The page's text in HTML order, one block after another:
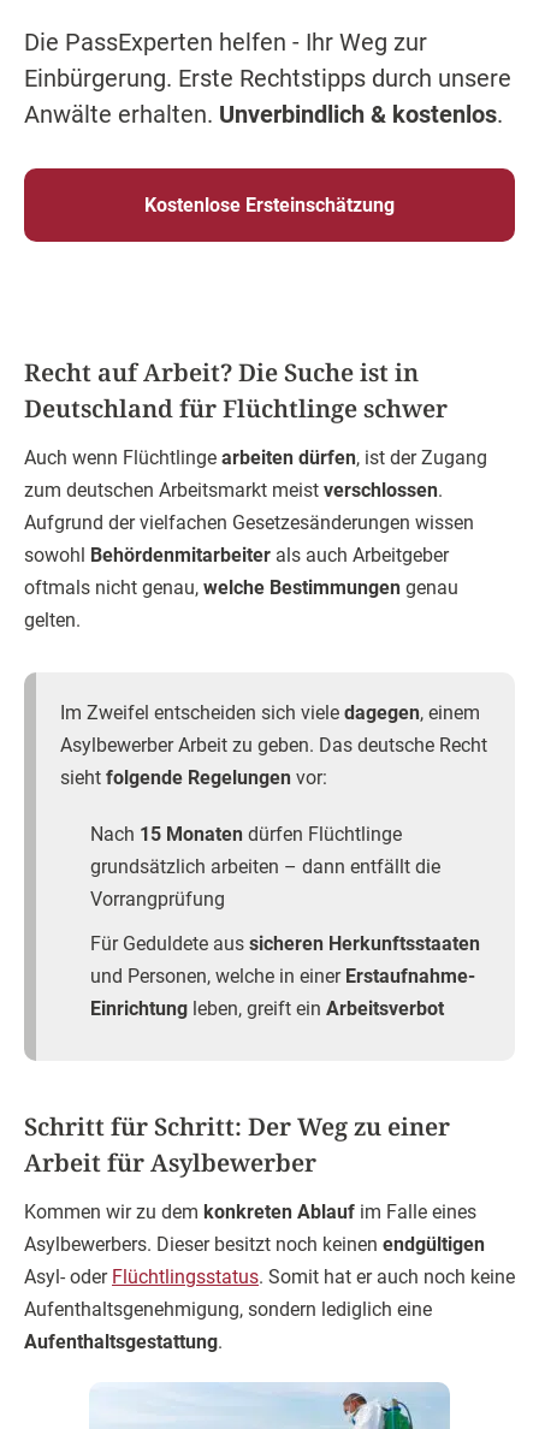
Die PassExperten helfen - Ihr Weg zur
Einbürgerung. Erste Rechtstipps durch unsere
Anwälte erhalten. Unverbindlich & kostenlos.
Kostenlose Ersteinschätzung
Recht auf Arbeit? Die Suche ist in
Deutschland für Flüchtlinge schwer
Auch wenn Flüchtlinge arbeiten dürfen, ist der Zugang
zum deutschen Arbeitsmarkt meist verschlossen.
Aufgrund der vielfachen Gesetzesänderungen wissen
sowohl Behördenmitarbeiter als auch Arbeitgeber
oftmals nicht genau, welche Bestimmungen genau
gelten.
Im Zweifel entscheiden sich viele dagegen, einem
Asylbewerber Arbeit zu geben. Das deutsche Recht
sieht folgende Regelungen vor:
Nach 15 Monaten dürfen Flüchtlinge
grundsätzlich arbeiten – dann entfällt die
Vorrangprüfung
Für Geduldete aus sicheren Herkunftsstaaten
und Personen, welche in einer Erstaufnahme-
Einrichtung leben, greift ein Arbeitsverbot
Schritt für Schritt: Der Weg zu einer
Arbeit für Asylbewerber
Kommen wir zu dem konkreten Ablauf im Falle eines
Asylbewerbers. Dieser besitzt noch keinen endgültigen
Asyl- oder Flüchtlingsstatus. Somit hat er auch noch keine
Aufenthaltsgenehmigung, sondern lediglich eine
Aufenthaltsgestattung.